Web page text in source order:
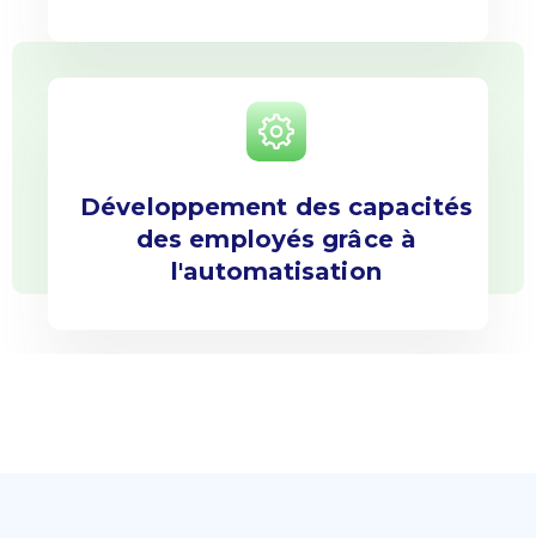
Développement des capacités
des employés grâce à
l'automatisation